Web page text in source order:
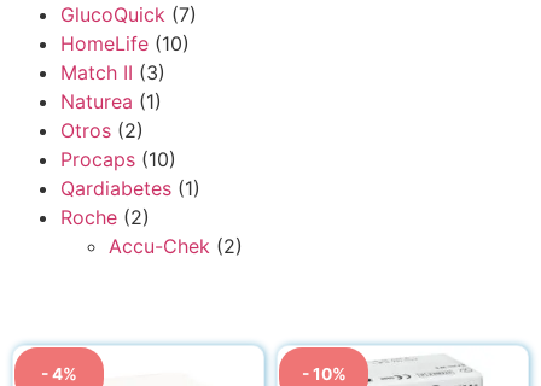
GlucoQuick (7)
HomeLife (10)
Match II (3)
Naturea (1)
Otros (2)
Procaps (10)
Qardiabetes (1)
Roche (2)
Accu-Chek (2)
- 4% - 10%